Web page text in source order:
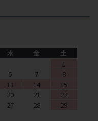
木 金
土
1
6 7
8
13 14
15
20 21
22
27 28
29